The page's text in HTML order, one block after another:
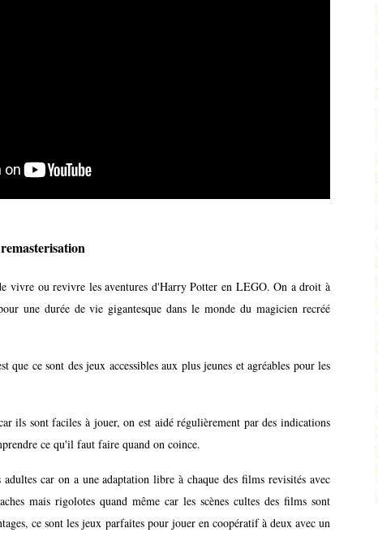
vivre ou revivre les aventures d'Harry Potter en LEGO. On a droit à
une durée de vie gigantesque dans le monde du magicien recréé
que ce sont des jeux accessibles aux plus jeunes et agréables pour les
ils sont faciles à jouer, on est aidé régulièrement par des indications
ce qu'il faut faire quand on coince.
car on a une adaptation libre à chaque des films revisités avec
mais rigolotes quand même car les scènes cultes des films sont
ce sont les jeux parfaites pour jouer en coopératif à deux avec un